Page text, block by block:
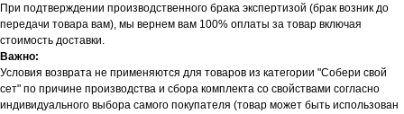
При подтверждении производственного брака экспертизой (брак возник до
передачи товара вам), мы вернем вам 100% оплаты за товар включая
стоимость доставки.
Важно:
Условия возврата не применяются для товаров из категории "Собери свой
сет" по причине производства и сбора комплекта со свойствами согласно
индивидуального выбора самого покупателя (товар может быть использован